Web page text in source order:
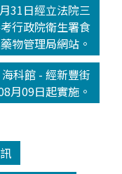
31日經立法院三
行政院衛生署食
物管理局網站。
科館 - 經新豐街
月09日起實施。